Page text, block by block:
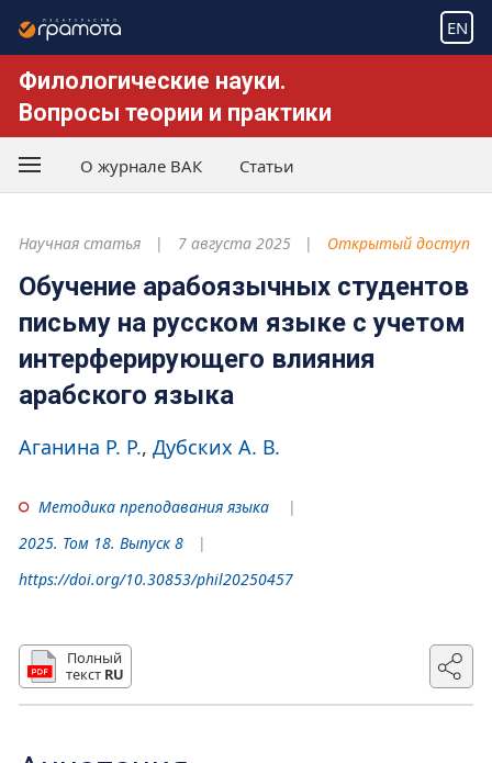
EN
Филологические науки.
Вопросы теории и практики
О журнале ВАК Статьи
Научная статья 7 августа 2025 Открытый доступ
Обучение арабоязычных студентов
письму на русском языке с учетом
интерферирующего влияния
арабского языка
Аганина Р. Р. Дубских А. В.
Методика преподавания языка
2025. Том 18. Выпуск 8
https://doi.org/10.30853/phil20250457
Полный
текст RU